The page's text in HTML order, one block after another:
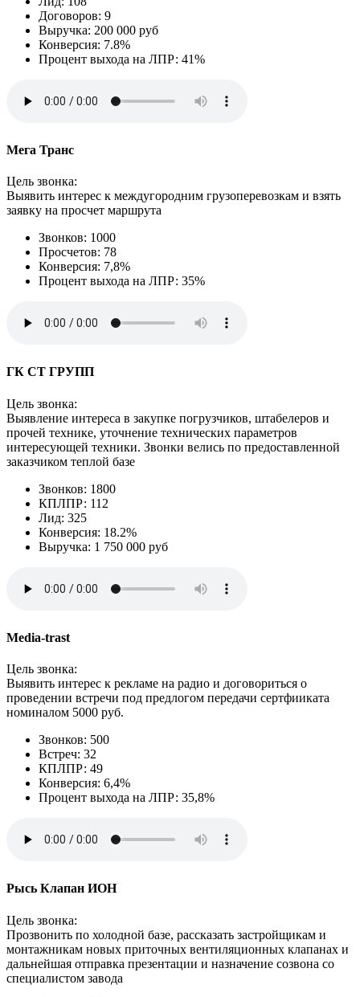
Договоров: 9
Выручка: 200 000 руб
Конверсия: 7.8%
Процент выхода на ЛПР: 41%
Мега Транс
Цель звонка:
Выявить интерес к междугородним грузоперевозкам и взять
заявку на просчет маршрута
Звонков: 1000
Просчетов: 78
Конверсия: 7,8%
Процент выхода на ЛПР: 35%
ГК СТ ГРУПП
Цель звонка:
Выявление интереса в закупке погрузчиков, штабелеров и
прочей технике, уточнение технических параметров
интересующей техники. Звонки велись по предоставленной
заказчиком теплой базе
Звонков: 1800
КПЛПР: 112
Лид: 325
Конверсия: 18.2%
Выручка: 1 750 000 руб
Media-trast
Цель звонка:
Выявить интерес к рекламе на радио и договориться о
проведении встречи под предлогом передачи сертфииката
номиналом 5000 руб.
Звонков: 500
Встреч: 32
КПЛПР: 49
Конверсия: 6,4%
Процент выхода на ЛПР: 35,8%
Рысь Клапан ИОН
Цель звонка:
Прозвонить по холодной базе, рассказать застройщикам и
монтажникам новых приточных вентиляционных клапанах и
дальнейшая отправка презентации и назначение созвона со
специалистом завода